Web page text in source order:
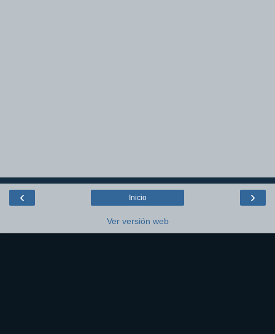
‹ ›
Inicio
Ver versión web